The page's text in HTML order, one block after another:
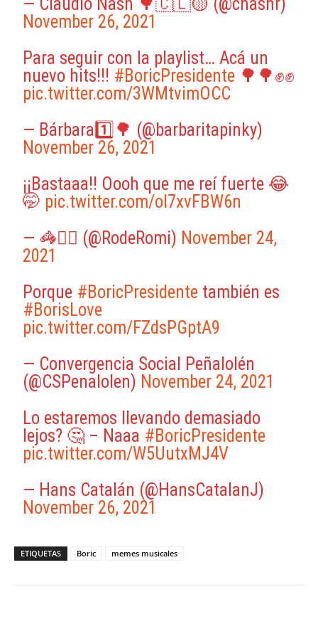
— Claudio Nash 🌳🇨🇱🟡 (@cnashr)
November 26, 2021
Para seguir con la playlist… Acá un
nuevo hits!!! #BoricPresidente 🌳🌳✊✊
pic.twitter.com/3WMtvimOCC
— Bárbara1️⃣🌳 (@barbaritapinky)
November 26, 2021
¡¡Bastaaa!! Oooh que me reí fuerte 😂
🤭 pic.twitter.com/ol7xvFBW6n
— 🦓✍🏻 (@RodeRomi) November 24,
2021
Porque #BoricPresidente también es
#BorisLove
pic.twitter.com/FZdsPGptA9
— Convergencia Social Peñalolén
(@CSPenalolen) November 24, 2021
Lo estaremos llevando demasiado
lejos? 🤔 – Naaa #BoricPresidente
pic.twitter.com/W5UutxMJ4V
— Hans Catalán (@HansCatalanJ)
November 26, 2021
ETIQUETAS Boric memes musicales